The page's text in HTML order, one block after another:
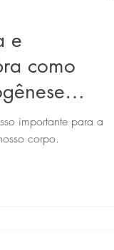
e
como
importante para a
corpo.